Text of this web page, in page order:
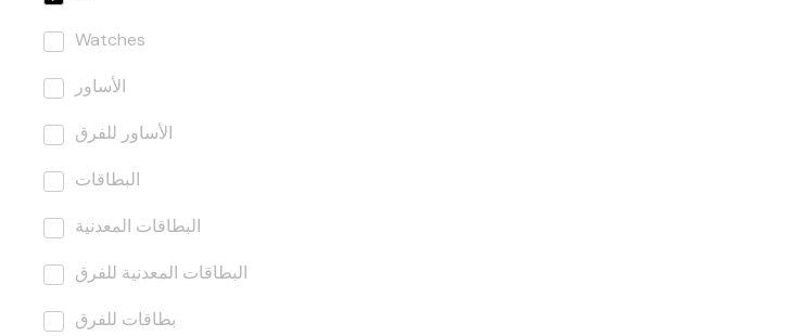
Watches
الأساور
الأساور للفرق
البطاقات
البطاقات المعدنية
البطاقات المعدنية للفرق
بطاقات للفرق